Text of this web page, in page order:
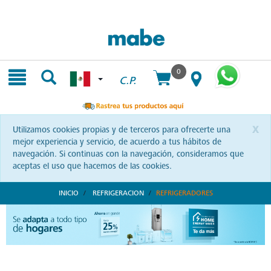
C.P.
0
x
Utilizamos cookies propias y de terceros para ofrecerte una
mejor experiencia y servicio, de acuerdo a tus hábitos de
navegación. Si continuas con la navegación, consideramos que
aceptas el uso que hacemos de las cookies.
INICIO REFRIGERACION REFRIGERADORES